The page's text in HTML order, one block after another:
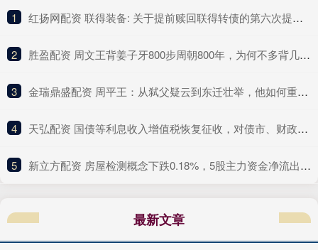
1 ​红扬网配资 联得装备: 关于提前赎回联得转债的第六次提示性公告
2 ​胜盈配资 周文王背姜子牙800步周朝800年，为何不多背几步？因为他犯了个错_姬昌_智慧_命运
3 ​金瑞鼎盛配资 周平王：从弑父疑云到东迁壮举，他如何重塑历史？_诸侯_周幽王_西周
4 ​天弘配资 国债等利息收入增值税恢复征收，对债市、财政、银行、个人影响几何？
5 ​新立方配资 房屋检测概念下跌0.18%，5股主力资金净流出超千万元
最新文章